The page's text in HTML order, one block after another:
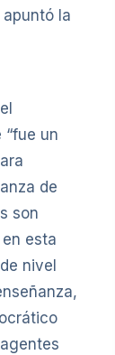
la
un
de
son
esta
nivel